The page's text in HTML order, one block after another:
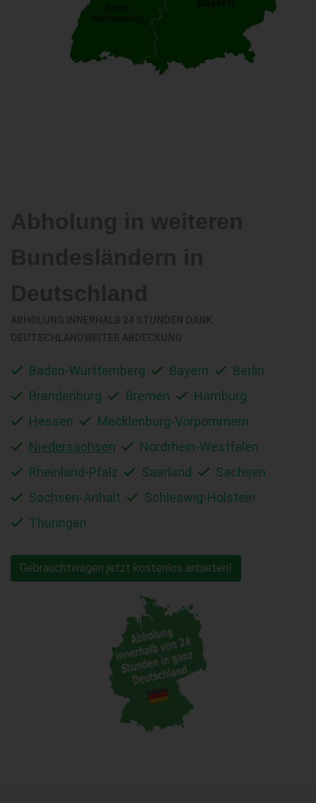
Baden-Württemberg Bayern
Berlin
Brandenburg
Bremen
Hamburg
Hessen
Mecklenburg-Vorpommern
Niedersachsen
Nordrhein-Westfalen
Rheinland-Pfalz
Saarland
Sachsen
Sachsen-Anhalt
Schleswig-Holstein
Thüringen
Gebrauchtwagen jetzt kostenlos anbieten!